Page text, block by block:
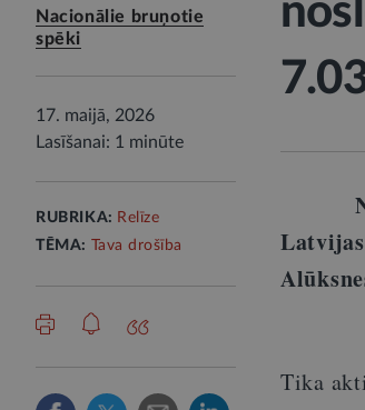
Nacionālie bruņotie
spēki
17. maijā, 2026
Lasīšanai: 1 minūte
RUBRIKA: Relīze
TĒMA:
Tava drošība
Tika